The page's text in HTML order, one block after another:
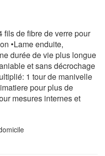
fils de fibre de verre pour
•Lame enduite,
durée de vie plus longue
et sans décrochage
1 tour de manivelle
pour plus de
mesures internes et